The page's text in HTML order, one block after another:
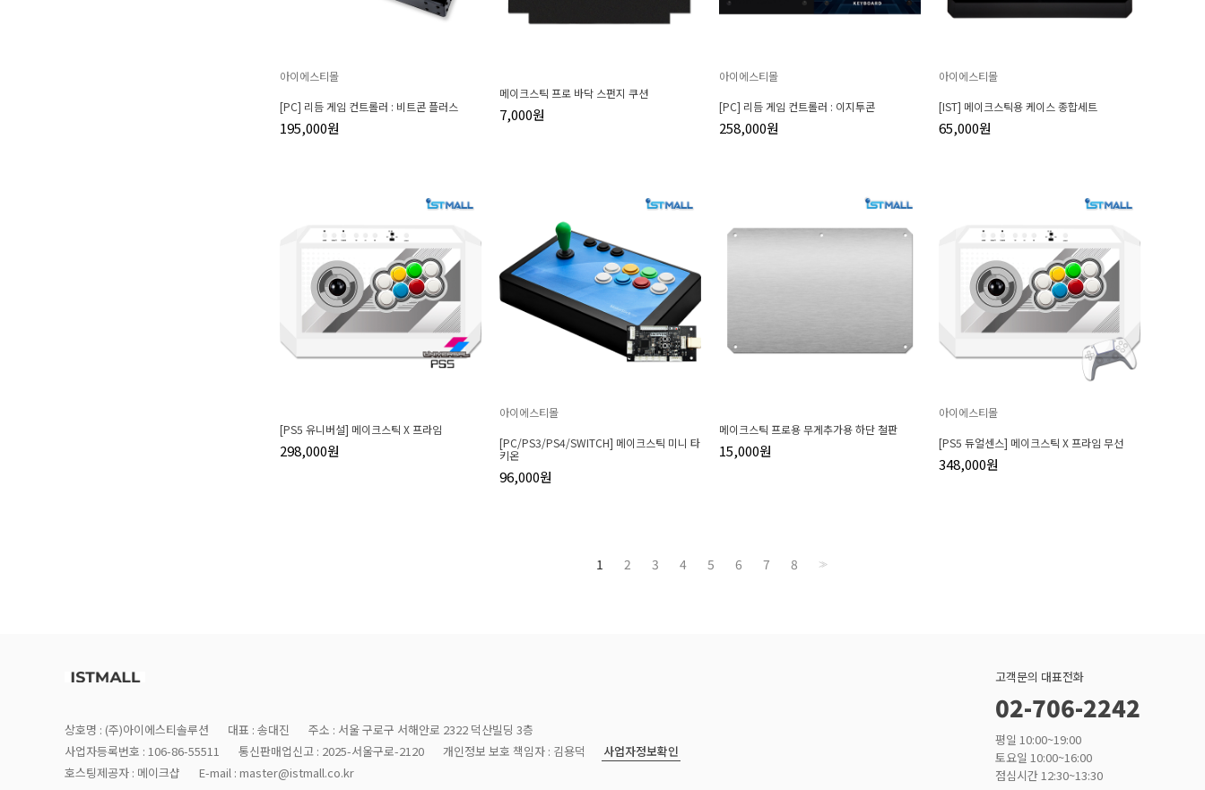
아이에스티몰
[PC] 리듬 게임 컨트롤러 : 비트콘 플러스
195,000원
메이크스틱 프로 바닥 스펀지 쿠션
7,000원
아이에스티몰
[PC] 리듬 게임 컨트롤러 : 이지투콘
258,000원
아이에스티몰
[IST] 메이크스틱용 케이스 종합세트
65,000원
[PS5 유니버설] 메이크스틱 X 프라임
298,000원
아이에스티몰
[PC/PS3/PS4/SWITCH] 메이크스틱 미니 타
키온
96,000원
메이크스틱 프로용 무게추가용 하단 철판
15,000원
아이에스티몰
[PS5 듀얼센스] 메이크스틱 X 프라임 무선
348,000원
1 2 3 4 5 6 7 8 >>
상호명 : (주)아이에스티솔루션 대표 : 송대진
주소 : 서울 구로구 서해안로 2322 덕산빌딩 3층
사업자등록번호 : 106-86-55511
통신판매업신고 : 2025-서울구로-2120 개인정보 보호 책임자 : 김용덕
사업자정보확인
호스팅제공자 : 메이크샵
E-mail : master@istmall.co.kr
고객문의 대표전화
02-706-2242
평일 10:00~19:00
토요일 10:00~16:00
점심시간 12:30~13:30